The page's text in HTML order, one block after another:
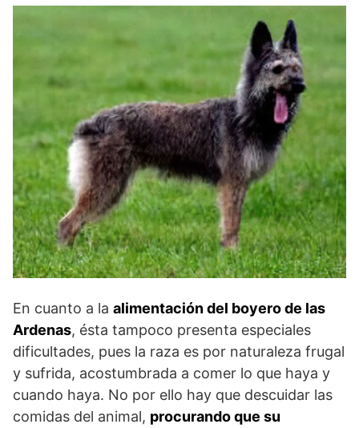
En cuanto a la alimentación del boyero de las
Ardenas, ésta tampoco presenta especiales
dificultades, pues la raza es por naturaleza frugal
y sufrida, acostumbrada a comer lo que haya y
cuando haya. No por ello hay que descuidar las
comidas del animal, procurando que su